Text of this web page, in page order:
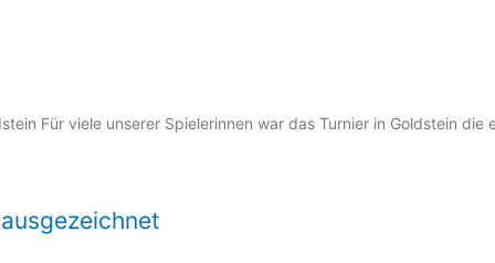
Für viele unserer Spielerinnen war das Turnier in Goldstein die